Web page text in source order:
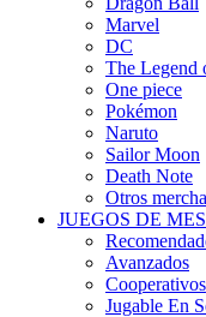
Marvel
DC
The Legend
One piece
Pokémon
Naruto
Sailor Moon
Death Note
Otros
JUEGOS DE
Avanzados
Cooperativos
Jugable En